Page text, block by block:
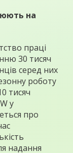
на
праці
30 тисяч
серед них
роботу
тисяч
у
про
надання